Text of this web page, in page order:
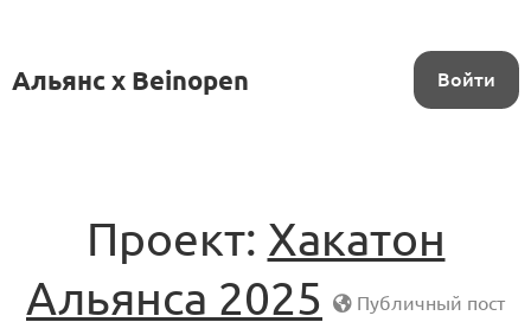
Альянс x Beinopen Войти
Проект: Хакатон
Альянса 2025
Публичный пост